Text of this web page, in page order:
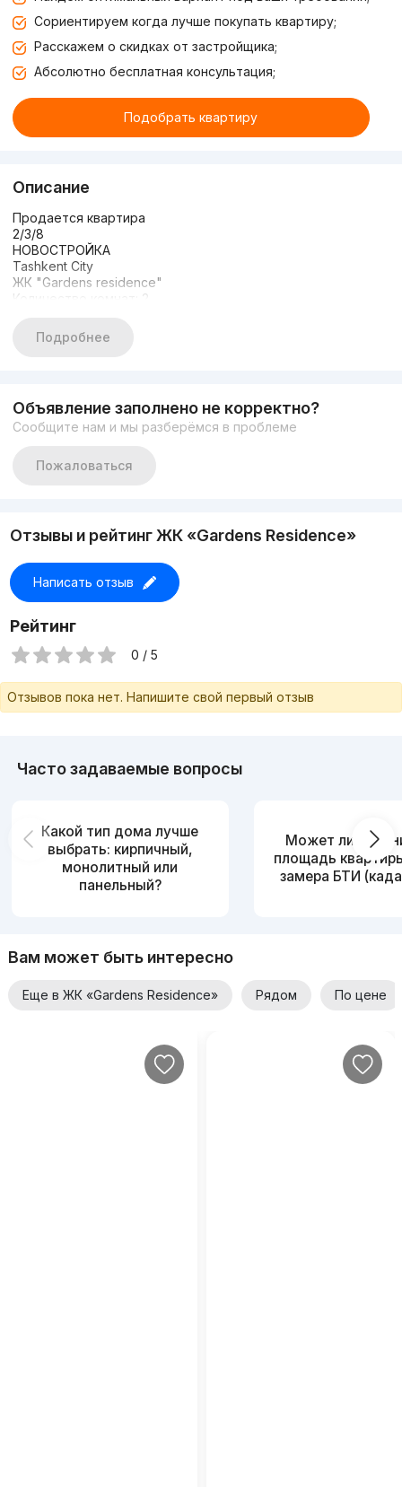
Сориентируем когда лучше покупать квартиру;
Расскажем о скидках от застройщика;
Абсолютно бесплатная консультация;
Подобрать квартиру
Описание
Продается квартира
2/3/8
НОВОСТРОЙКА
Tashkent City
ЖК "Gardens residence"
Количество комнат: 2
Этажность дома: 8
Общая площадь: 70м2
Подробнее
Объявление заполнено не корректно?
Сообщите нам и мы разберёмся в проблеме
Пожаловаться
Отзывы и рейтинг ЖК «Gardens Residence»
Написать отзыв
Рейтинг
0 / 5
Отзывов пока нет. Напишите свой первый отзыв
Часто задаваемые вопросы
Какой тип дома лучше
выбрать: кирпичный,
монолитный или
панельный?
Может ли
площадь
замера БТИ
Вам может быть интересно
Еще в ЖК «Gardens Residence» Рядом По цене